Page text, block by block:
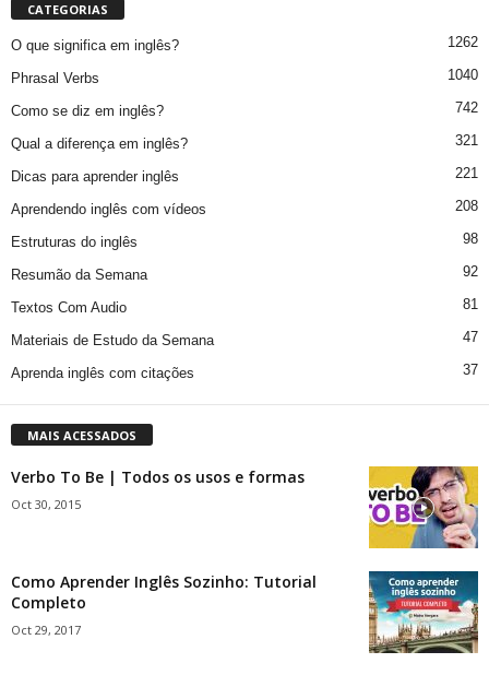
CATEGORIAS
O que significa em inglês? 1262
Phrasal Verbs 1040
Como se diz em inglês? 742
Qual a diferença em inglês? 321
Dicas para aprender inglês 221
Aprendendo inglês com vídeos 208
Estruturas do inglês 98
Resumão da Semana 92
Textos Com Audio 81
Materiais de Estudo da Semana 47
Aprenda inglês com citações 37
MAIS ACESSADOS
Verbo To Be | Todos os usos e formas
Oct 30, 2015
Como Aprender Inglês Sozinho: Tutorial
Completo
Oct 29, 2017